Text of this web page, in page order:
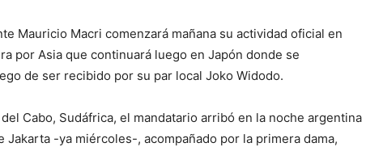
Mauricio Macri comenzará mañana su actividad oficial en
por Asia que continuará luego en Japón donde se
de ser recibido por su par local Joko Widodo.
Cabo, Sudáfrica, el mandatario arribó en la noche argentina
Jakarta -ya miércoles-, acompañado por la primera dama,